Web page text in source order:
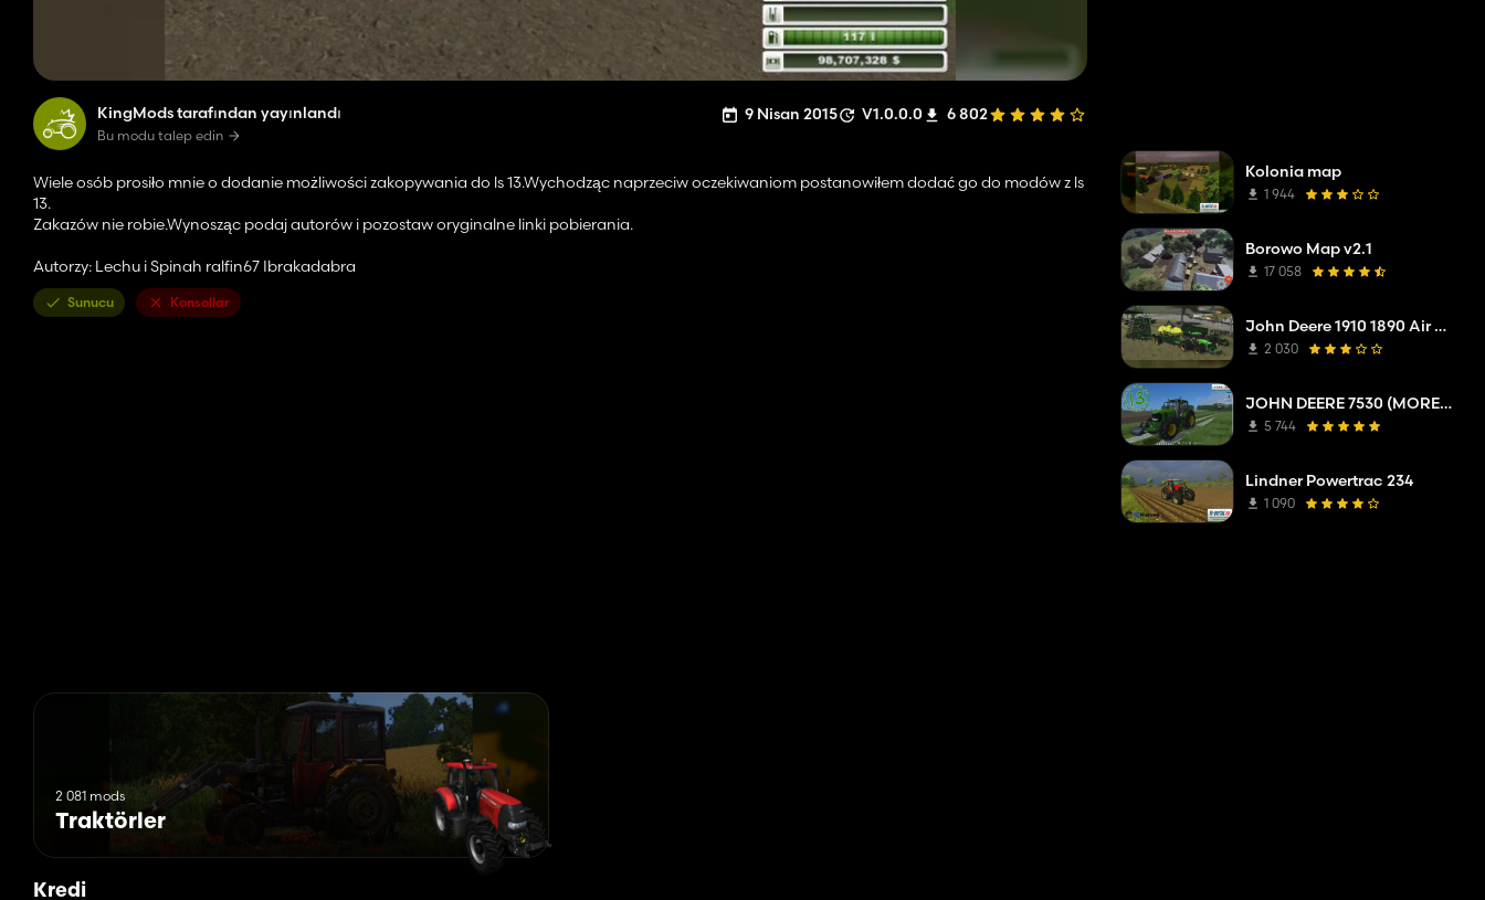
KingMods tarafından yayınlandı
Bu modu talep edin
9 Nisan 2015 V1.0.0.0 6 802
Wiele osób prosiło mnie o dodanie możliwości zakopywania do ls 13.Wychodząc naprzeciw oczekiwaniom postanowiłem dodać go do modów z ls
13.
Zakazów nie robie.Wynosząc podaj autorów i pozostaw oryginalne linki pobierania.
Autorzy: Lechu i Spinah ralfin67 Ibrakadabra
Sunucu Konsollar
2 081 mods
Traktörler
Kredi
Kolonia map
1 944
Borowo Map v2.1
17 058
John Deere 1910 1890 Air Seeder Beta
2 030
JOHN DEERE 7530 (MORE REALISTIC)
5 744
Lindner Powertrac 234
1 090